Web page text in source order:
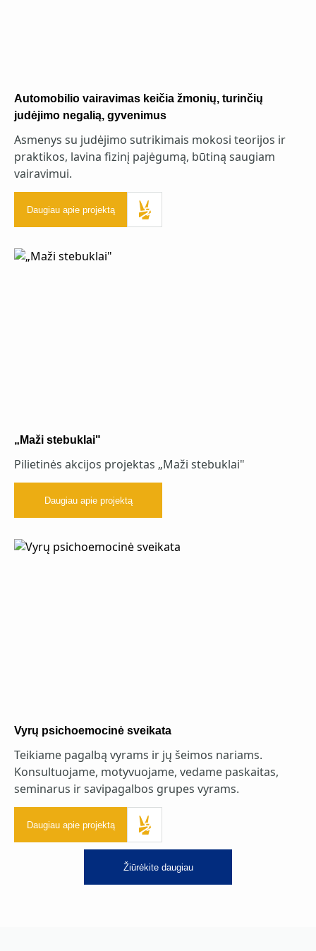
Automobilio vairavimas keičia žmonių, turinčių
judėjimo negalią, gyvenimus
Asmenys su judėjimo sutrikimais mokosi teorijos ir
praktikos, lavina fizinį pajėgumą, būtiną saugiam
vairavimui.
Daugiau apie projektą
„Maži stebuklai"
Pilietinės akcijos projektas „Maži stebuklai"
Daugiau apie projektą
Vyrų psichoemocinė sveikata
Teikiame pagalbą vyrams ir jų šeimos nariams.
Konsultuojame, motyvuojame, vedame paskaitas,
seminarus ir savipagalbos grupes vyrams.
Daugiau apie projektą
Žiūrėkite daugiau